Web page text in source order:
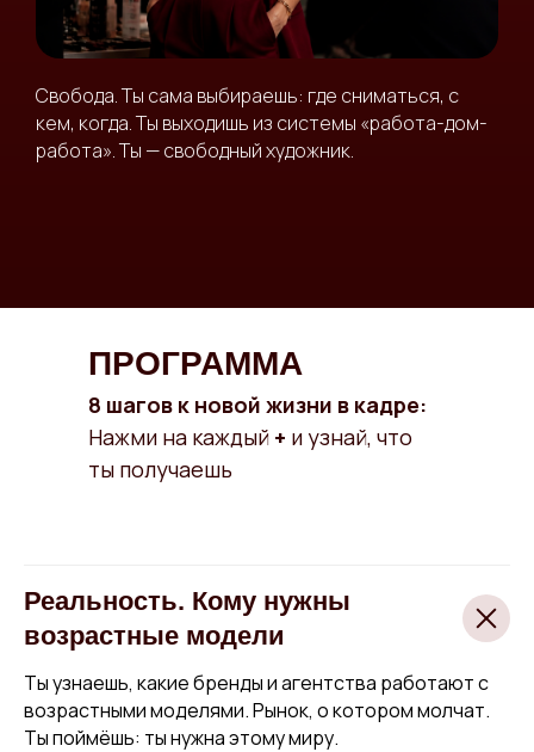
Свобода. Ты сама выбираешь: где сниматься, с
кем, когда. Ты выходишь из системы «работа-дом-
работа». Ты — свободный художник.
ПРОГРАММА
8 шагов к новой жизни в кадре:
Нажми на каждый + и узнай, что
ты получаешь
Реальность. Кому нужны
возрастные модели
Ты узнаешь, какие бренды и агентства работают с
возрастными моделями. Рынок, о котором молчат.
Ты поймёшь: ты нужна этому миру.